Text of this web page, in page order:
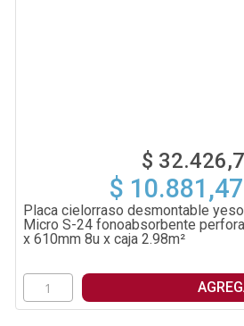
$
$ 10.881,47
Placa cielorraso desmontable
Micro S-24 fonoabsorbente
x 610mm 8u x caja 2.98m²